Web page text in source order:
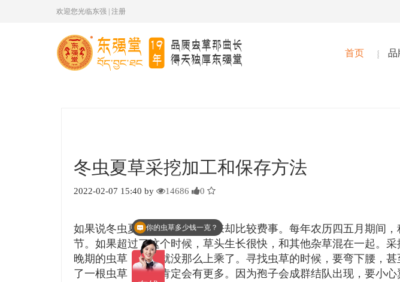
欢迎您光临东强 |注册
首页 品
冬虫夏草采挖加工和保存方法
2022-02-07 15:40 by 14686 0
如果说冬虫夏草好吃，但挖起来却比较费事。每年农历四五月期间
节。如果超过了这个时候，草头生长很快，和其他杂草混在一起。
晚期的虫草，质量就没那么上乘了。寻找虫草的时候，要弯下腰，
了一根虫草，附近肯定会有更多。因为孢子会成群结队出现，要小
你的虫草多少钱一克？
现在有优惠活动么？